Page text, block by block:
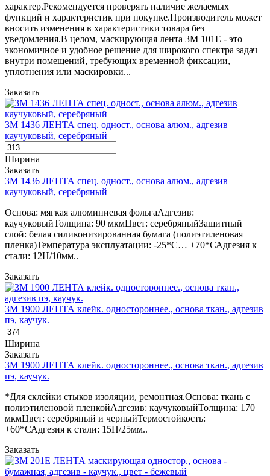
характер.Рекомендуется проверять наличие желаемых
функций и характеристик при покупке.Производитель может
вносить изменения в характеристики товара без
уведомления.В целом, маскирующая лента 3M 101E - это
экономичное и удобное решение для широкого спектра задач
внутри помещений, требующих временной фиксации,
уплотнения или маскировки...
Заказать
3М 1436 ЛЕНТА спец. одност., основа алюм., адгезив
каучуковый, серебряный
Ширина
Заказать
3М 1436 ЛЕНТА спец. одност., основа алюм., адгезив
каучуковый, серебряный
Основа: мягкая алюминиевая фольгаАдгезив:
каучуковыйТолщина: 90 мкмЦвет: серебряныйЗащитный
слой: белая силиконизированная бумага (полиэтиленовая
пленка)Температура эксплуатации: -25*С… +70*САдгезия к
стали: 12Н/10мм..
Заказать
3М 1900 ЛЕНТА клейк. одностороннее., основа ткан., адгезив
пэ, каучук.
Ширина
Заказать
3М 1900 ЛЕНТА клейк. одностороннее., основа ткан., адгезив
пэ, каучук.
*Для склейки стыков изоляции, ремонтная.Основа: ткань с
полиэтиленовой пленкойАдгезив: каучуковыйТолщина: 170
мкмЦвет: серебряный и черныйТермостойкость:
+60*САдгезия к стали: 15Н/25мм..
Заказать